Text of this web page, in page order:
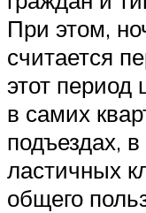
При этом,
считается
этот период
в самих
подъездах,
ластичных
общего